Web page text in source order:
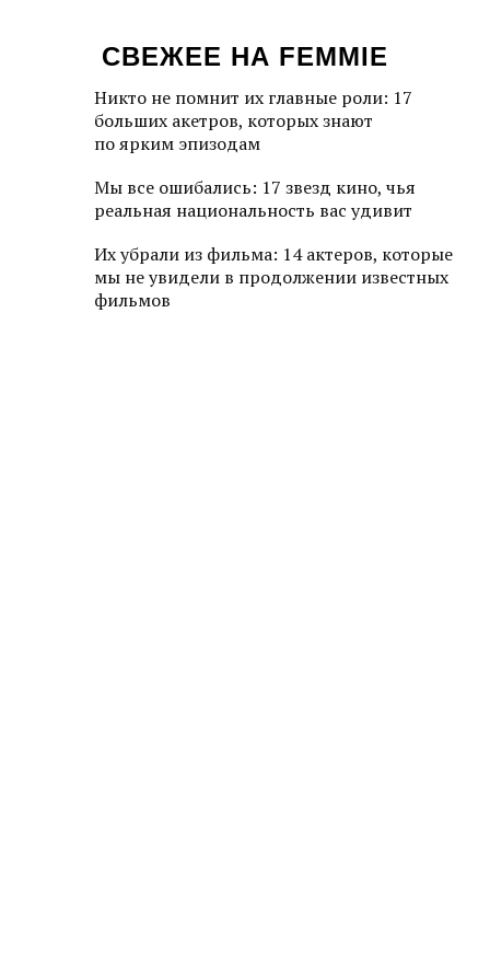
СВЕЖЕЕ НА FEMMIE
Никто не помнит их главные роли: 17
больших акетров, которых знают
по ярким эпизодам
Мы все ошибались: 17 звезд кино, чья
реальная национальность вас удивит
Их убрали из фильма: 14 актеров, которые
мы не увидели в продолжении известных
фильмов